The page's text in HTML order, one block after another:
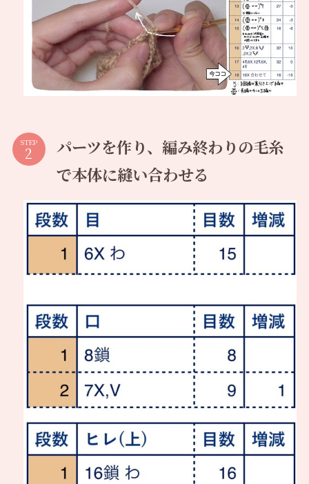
STEP
パーツを作り、編み終わりの毛糸
で本体に縫い合わせる